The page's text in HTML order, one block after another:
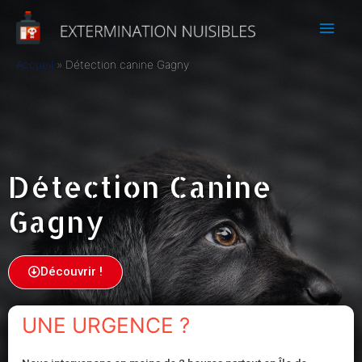
Accueil Détection canine Gagny
Détection Canine
Gagny
Découvrir !
UNE URGENCE ?